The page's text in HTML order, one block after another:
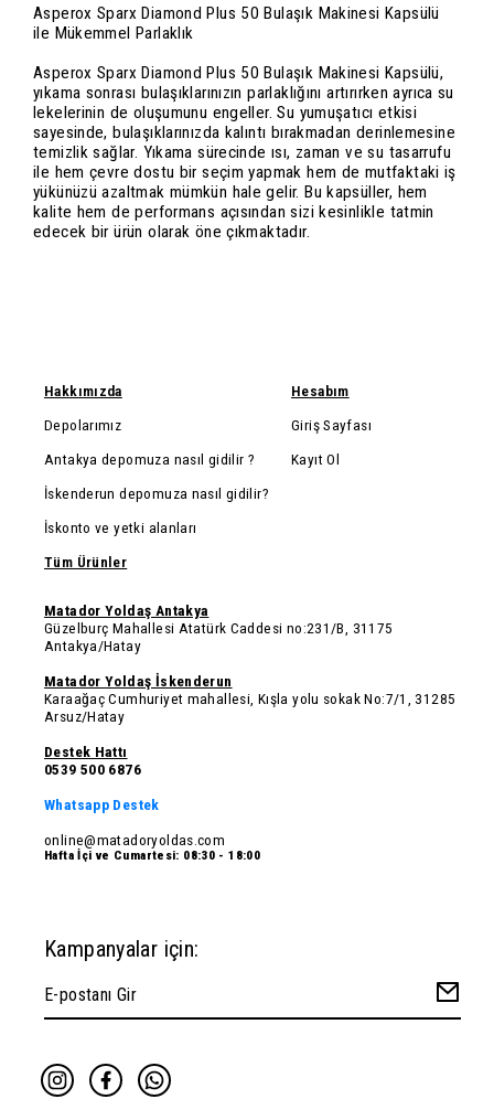
Asperox Sparx Diamond Plus 50 Bulaşık Makinesi Kapsülü
ile Mükemmel Parlaklık
Asperox Sparx Diamond Plus 50 Bulaşık Makinesi Kapsülü,
yıkama sonrası bulaşıklarınızın parlaklığını artırırken ayrıca su
lekelerinin de oluşumunu engeller. Su yumuşatıcı etkisi
sayesinde, bulaşıklarınızda kalıntı bırakmadan derinlemesine
temizlik sağlar. Yıkama sürecinde ısı, zaman ve su tasarrufu
ile hem çevre dostu bir seçim yapmak hem de mutfaktaki iş
yükünüzü azaltmak mümkün hale gelir. Bu kapsüller, hem
kalite hem de performans açısından sizi kesinlikle tatmin
edecek bir ürün olarak öne çıkmaktadır.
Hakkımızda
Depolarımız
Antakya depomuza nasıl gidilir ?
İskenderun depomuza nasıl gidilir?
İskonto ve yetki alanları
Hesabım
Giriş Sayfası
Kayıt Ol
Tüm Ürünler
Matador Yoldaş Antakya
Güzelburç Mahallesi Atatürk Caddesi no:231/B, 31175
Antakya/Hatay
Matador Yoldaş İskenderun
Karaağaç Cumhuriyet mahallesi, Kışla yolu sokak No:7/1, 31285
Arsuz/Hatay
Destek Hattı
0539 500 6876
Whatsapp Destek
online@matadoryoldas.com
Hafta İçi ve Cumartesi: 08:30 - 18:00
Kampanyalar için: